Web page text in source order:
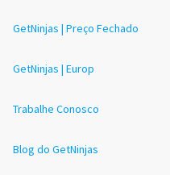
GetNinjas | Preço Fechado
GetNinjas | Europ
Trabalhe Conosco
Blog do GetNinjas